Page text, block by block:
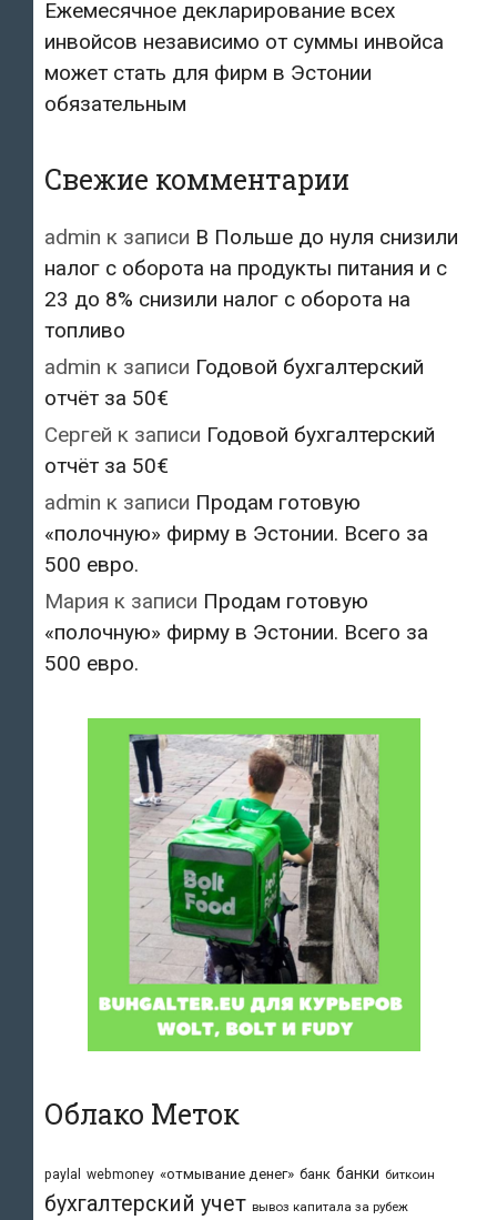
Ежемесячное декларирование всех
инвойсов независимо от суммы инвойса
может стать для фирм в Эстонии
обязательным
Свежие комментарии
admin к записи В Польше до нуля снизили
налог с оборота на продукты питания и с
23 до 8% снизили налог с оборота на
топливо
admin к записи Годовой бухгалтерский
отчёт за 50€
Сергей к записи Годовой бухгалтерский
отчёт за 50€
admin к записи Продам готовую
«полочную» фирму в Эстонии. Всего за
500 евро.
Мария к записи Продам готовую
«полочную» фирму в Эстонии. Всего за
500 евро.
Облако Меток
paylal webmoney «отмывание денег» банк банки биткоин
бухгалтерский учет вывоз капитала за рубеж